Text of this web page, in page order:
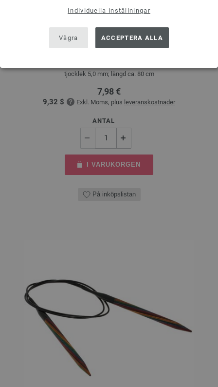
Individuella inställningar
Vägra ACCEPTERA ALLA
Rundsticka Design-trä: Multicolor St. 5,0/80cm
tjocklek 5,0 mm; längd ca. 80 cm
7,98 €
9,32 $ Exkl. Moms, plus leveranskostnader
ANTAL
I VARUKORGEN
På inköpslistan